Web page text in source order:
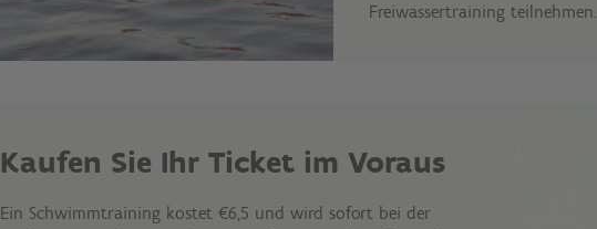
Freiwassertraining teilnehmen.
Kaufen Sie Ihr Ticket im Voraus
Ein Schwimmtraining kostet €6,5 und wird sofort bei der